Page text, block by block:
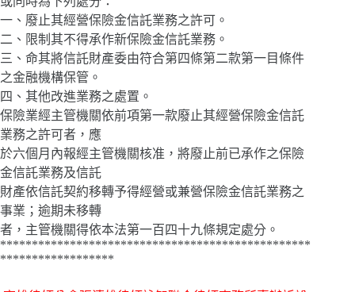
一、廢止其經營保險金信託業務之許可。
二、限制其不得承作新保險金信託業務。
三、命其將信託財產委由符合第四條第二款第一目條件
之金融機構保管。
四、其他改進業務之處置。
保險業經主管機關依前項第一款廢止其經營保險金信託
業務之許可者，應
於六個月內報經主管機關核准，將廢止前已承作之保險
金信託業務及信託
財產依信託契約移轉予得經營或兼營保險金信託業務之
事業；逾期未移轉
者，主管機關得依本法第一百四十九條規定處分。
*************************************************
******************